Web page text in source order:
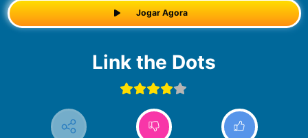
Jogar Agora
Link the Dots